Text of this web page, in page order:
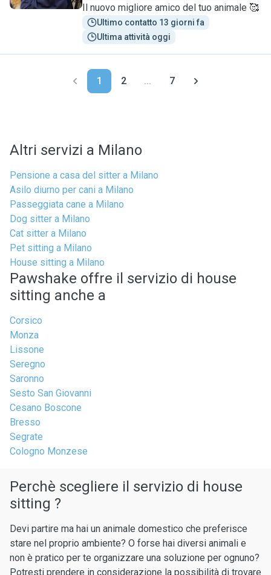
Il nuovo migliore amico del tuo animale 🥰
Ultimo contatto 13 giorni fa
Ultima attività oggi
1 2 ... 7
Altri servizi a Milano
Pensione a casa del sitter a Milano
Asilo diurno per cani a Milano
Passeggiata cane a Milano
Dog sitter a Milano
Cat sitter a Milano
Pet sitting a Milano
House sitting a Milano
Pawshake offre il servizio di house
sitting anche a
Corsico
Monza
Lissone
Seregno
Saronno
Sesto San Giovanni
Cesano Boscone
Bresso
Segrate
Cologno Monzese
Perchè scegliere il servizio di house
sitting ?
Devi partire ma hai un animale domestico che preferisce
stare nel proprio ambiente? O forse hai diversi animali e
non è pratico per te organizzare una soluzione per ognuno?
Potresti prendere in considerazione la possibilità di trovare